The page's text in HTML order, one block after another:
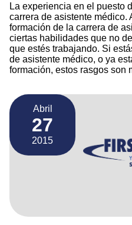
La experiencia en el puesto
carrera de asistente médico.
formación de la carrera de
ciertas habilidades que no
que estés trabajando. Si
de asistente médico, o ya
formación, estos rasgos son
Abril
27
2015